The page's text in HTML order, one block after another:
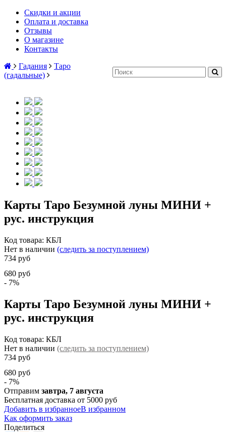
Скидки и акции
Оплата и доставка
Отзывы
О магазине
Контакты
Гадания
Таро
(гадальные)
Карты Таро Безумной луны МИНИ +
рус. инструкция
Код товара: КБЛ
Нет в наличии (следить за поступлением)
734 руб
680 руб
- 7%
Карты Таро Безумной луны МИНИ +
рус. инструкция
Код товара: КБЛ
Нет в наличии (следить за поступлением)
734 руб
680 руб
- 7%
Отправим завтра, 7 августа
Бесплатная доставка от 5000 руб
Добавить в избранноеВ избранном
Как оформить заказ
Поделиться